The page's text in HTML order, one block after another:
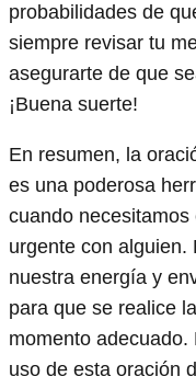
probabilidades de
siempre revisar tu
asegurarte de que
¡Buena suerte!
En resumen, la
es una poderosa
cuando
urgente con alguien.
nuestra energía y
para que se realice
momento adecuado.
uso de esta oración